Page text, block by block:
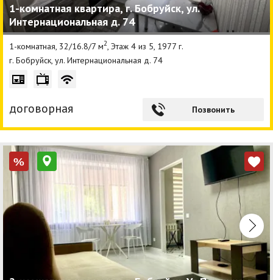
1-комнатная квартира, г. Бобруйск, ул.
Интернациональная д. 74
1-комнатная, 32/16.8/7 м2 , Этаж 4 из 5, 1977 г.
г. Бобруйск, ул. Интернациональная д. 74
договорная Позвонить
%